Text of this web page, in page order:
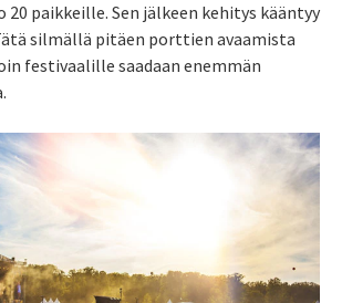
paikkeille. Sen jälkeen kehitys kääntyy
silmällä pitäen porttien avaamista
festivaalille saadaan enemmän